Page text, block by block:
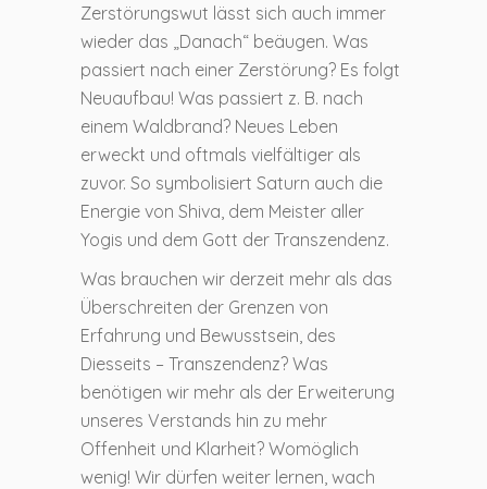
Zerstörungswut lässt sich auch immer
wieder das „Danach“ beäugen. Was
passiert nach einer Zerstörung? Es folgt
Neuaufbau! Was passiert z. B. nach
einem Waldbrand? Neues Leben
erweckt und oftmals vielfältiger als
zuvor. So symbolisiert Saturn auch die
Energie von Shiva, dem Meister aller
Yogis und dem Gott der Transzendenz.
Was brauchen wir derzeit mehr als das
Überschreiten der Grenzen von
Erfahrung und Bewusstsein, des
Diesseits – Transzendenz? Was
benötigen wir mehr als der Erweiterung
unseres Verstands hin zu mehr
Offenheit und Klarheit? Womöglich
wenig! Wir dürfen weiter lernen, wach